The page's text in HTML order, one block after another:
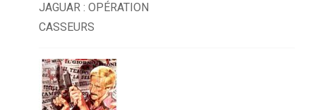
JAGUAR : OPÉRATION
CASSEURS